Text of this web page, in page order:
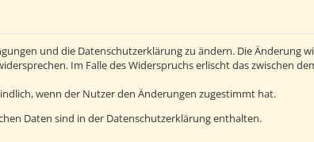
und die Datenschutzerklärung zu ändern. Die Änderung
Im Falle des Widerspruchs erlischt das zwischen
wenn der Nutzer den Änderungen zugestimmt hat.
Daten sind in der Datenschutzerklärung enthalten.